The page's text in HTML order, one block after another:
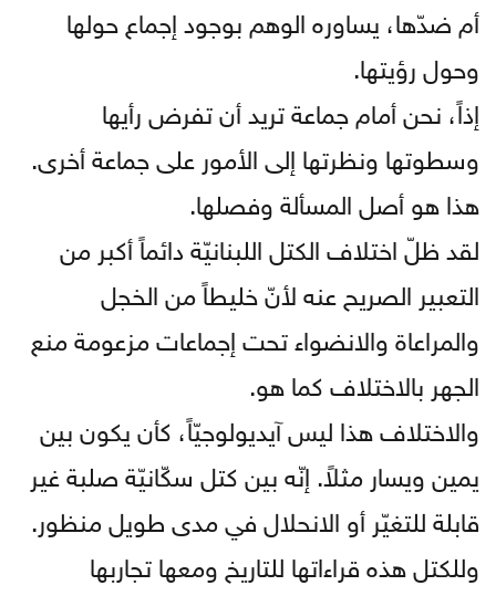
أم ضدّها، يساوره الوهم بوجود إجماع حولها
وحول رؤيتها.
إذاً، نحن أمام جماعة تريد أن تفرض رأيها
وسطوتها ونظرتها إلى الأمور على جماعة أخرى.
هذا هو أصل المسألة وفصلها.
لقد ظلّ اختلاف الكتل اللبنانيّة دائماً أكبر من
التعبير الصريح عنه لأنّ خليطاً من الخجل
والمراعاة والانضواء تحت إجماعات مزعومة منع
الجهر بالاختلاف كما هو.
والاختلاف هذا ليس آيديولوجيّاً، كأن يكون بين
يمين ويسار مثلاً. إنّه بين كتل سكّانيّة صلبة غير
قابلة للتغيّر أو الانحلال في مدى طويل منظور.
وللكتل هذه قراءاتها للتاريخ ومعها تجاربها